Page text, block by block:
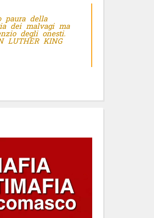
paura della
dei malvagi ma
degli onesti.
LUTHER KING